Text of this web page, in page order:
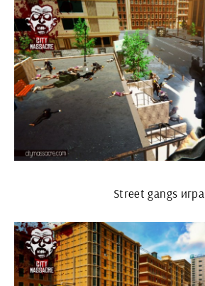
Street gangs игра